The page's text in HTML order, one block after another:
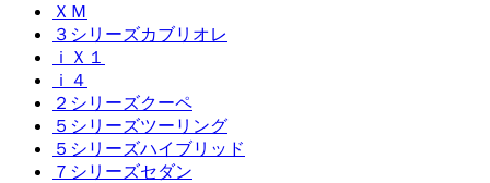
ＸＭ
３シリーズカブリオレ
ｉＸ１
ｉ４
２シリーズクーペ
５シリーズツーリング
５シリーズハイブリッド
７シリーズセダン